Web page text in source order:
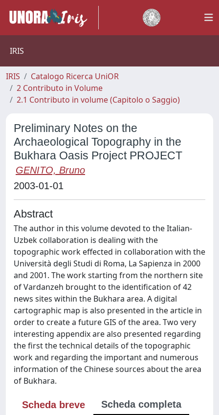
IRIS
IRIS
Catalogo Ricerca UniOR
2 Contributo in Volume
2.1 Contributo in volume (Capitolo o Saggio)
Preliminary Notes on the
Archaeological Topography in the
Bukhara Oasis Project PROJECT
GENITO, Bruno
2003-01-01
Abstract
The author in this volume devoted to the Italian-
Uzbek collaboration is dealing with the
topographic work effected in collaboration with the
Università degli Studi di Roma, La Sapienza in 2000
and 2001. The work starting from the northern site
of Vardanzeh brought to the identification of 42
news sites within the Bukhara area. A digital
cartographic map is also presented in the article in
order to create a future GIS of the area. Two very
interesting appendix are also presented regarding
the first the technical details of the topographic
work and regarding the important and numerous
information of the Chinese sources about the area
of Bukhara.
Scheda breve
Scheda completa